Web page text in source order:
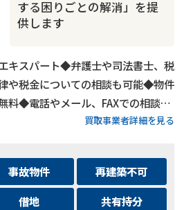
する困りごとの解消」を提
供します
キスパート◆弁護士や司法書士、税
や税金についての相談も可能◆物件
料◆電話やメール、FAXでの相談可
買取事業者詳細を見る
事故物件
再建築不可
借地
共有持分